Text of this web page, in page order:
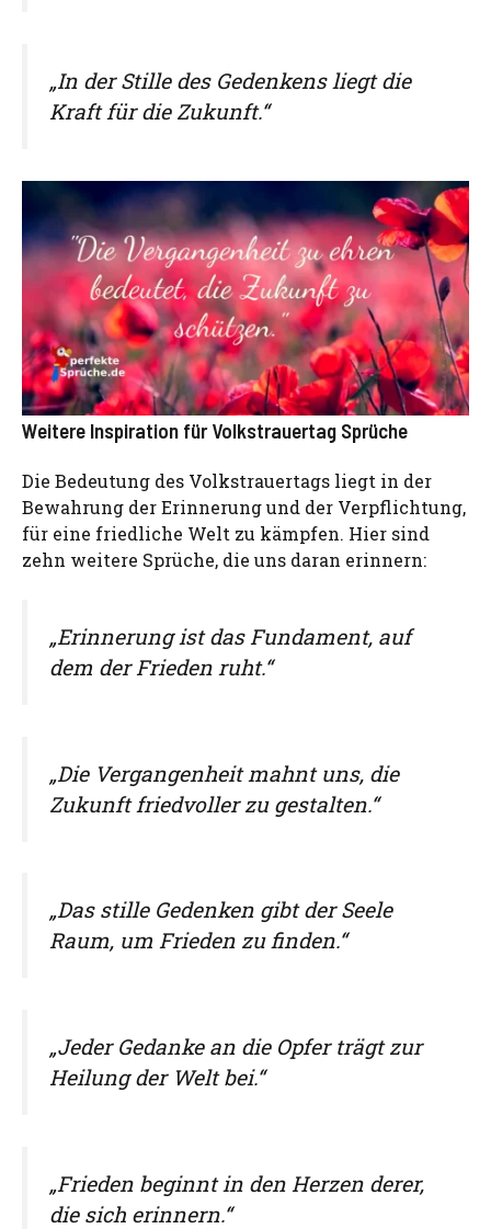
„In der Stille des Gedenkens liegt die
Kraft für die Zukunft.“
Weitere Inspiration für Volkstrauertag Sprüche
Die Bedeutung des Volkstrauertags liegt in der
Bewahrung der Erinnerung und der Verpflichtung,
für eine friedliche Welt zu kämpfen. Hier sind
zehn weitere Sprüche, die uns daran erinnern:
„Erinnerung ist das Fundament, auf
dem der Frieden ruht.“
„Die Vergangenheit mahnt uns, die
Zukunft friedvoller zu gestalten.“
„Das stille Gedenken gibt der Seele
Raum, um Frieden zu finden.“
„Jeder Gedanke an die Opfer trägt zur
Heilung der Welt bei.“
„Frieden beginnt in den Herzen derer,
die sich erinnern.“